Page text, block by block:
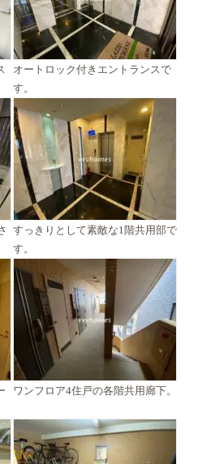
オートロック付きエントランスで
す。
すっきりとして素敵な1階共用部で
す。
ワンフロア4住戸の各階共用廊下。